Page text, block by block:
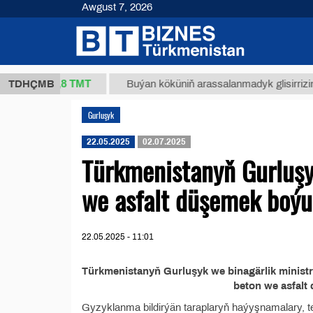
TDHÇMB
37,8 ТМТ Buýan köküniň arassalanmadyk glisirrizin
Gurluşyk
22.05.2025 02.07.2025
Türkmenistanyň
we asfalt düşemek
22.05.2025 - 11:01
Türkmenistanyň Gurluşyk we binagärlik
beton we asfalt
Gyzyklanma bildirýän taraplaryň haýyşnamalary,
Awgust 7, 2026